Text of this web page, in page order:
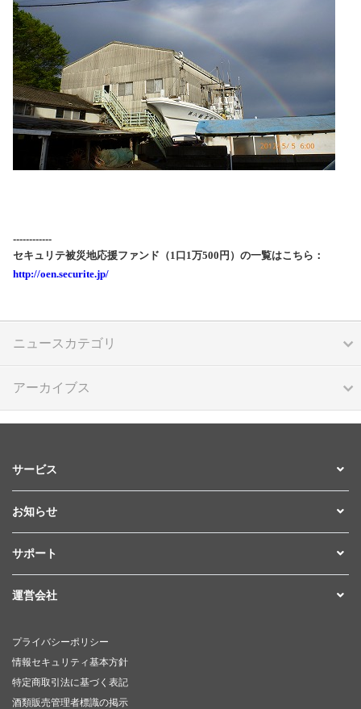
------------
セキュリテ被災地応援ファンド（1口1万500円）の一覧はこちら：
http://oen.securite.jp/
ニュースカテゴリ
アーカイブス
サービス
お知らせ
サポート
運営会社
プライバシーポリシー
情報セキュリティ基本方針
特定商取引法に基づく表記
酒類販売管理者標識の掲示